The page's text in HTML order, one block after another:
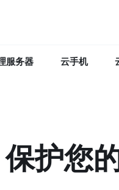
服务器 云手机
护您